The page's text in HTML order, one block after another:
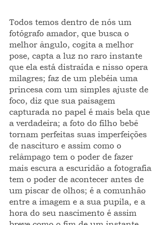
Todos temos dentro de nós um
fotógrafo amador, que busca o
melhor ângulo, cogita a melhor
pose, capta a luz no raro instante
que ela está distraída e nisso opera
milagres; faz de um plebéia uma
princesa com um simples ajuste de
foco, diz que sua paisagem
capturada no papel é mais bela que
a verdadeira; a foto do filho bebê
tornam perfeitas suas imperfeições
de nascituro e assim como o
relâmpago tem o poder de fazer
mais escura a escuridão a fotografia
tem o poder de acontecer antes de
um piscar de olhos; é a comunhão
entre a imagem e a sua pupila, e a
hora do seu nascimento é assim